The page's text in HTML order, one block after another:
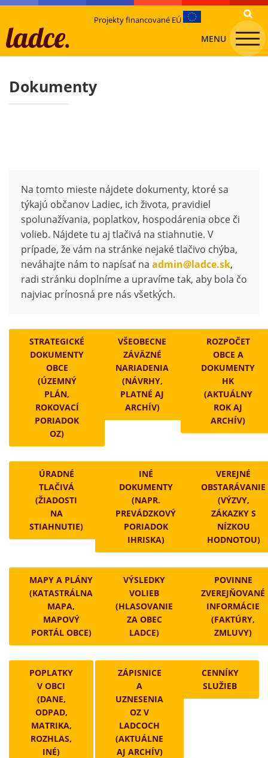
Projekty financované EÚ
MENU
Dokumenty
Na tomto mieste nájdete dokumenty, ktoré sa
týkajú občanov Ladiec, ich života, pravidiel
spolunažívania, poplatkov, hospodárenia obce či
volieb. Nájdete tu aj tlačivá na stiahnutie. V
prípade, že vám na stránke nejaké tlačivo chýba,
neváhajte nám to napísať na admin@ladce.sk,
radi stránku doplníme a upravíme tak, aby bola čo
najviac prínosná pre nás všetkých.
STRATEGICKÉ
DOKUMENTY
OBCE
(ÚZEMNÝ
PLÁN,
ROKOVACÍ
PORIADOK
OZ)
VŠEOBECNE
ZÁVÄZNÉ
NARIADENIA
(NÁVRHY,
PLATNÉ AJ
ARCHÍV)
ROZPOČET
OBCE A
DOKUMENTY
HK
(AKTUÁLNY
ROK AJ
ARCHÍV)
ÚRADNÉ
TLAČIVÁ
(ŽIADOSTI
NA
STIAHNUTIE)
INÉ
DOKUMENTY
(NAPR.
PREVÁDZKOVÝ
PORIADOK
IHRISKA)
VEREJNÉ
OBSTARÁVANIE
(VÝZVY,
ZÁKAZKY S
NÍZKOU
HODNOTOU)
MAPY A PLÁNY
(KATASTRÁLNA
MAPA,
MAPOVÝ
PORTÁL OBCE)
VÝSLEDKY
VOLIEB
(HLASOVANIE
ZA OBEC
LADCE)
POVINNE
ZVEREJŇOVANÉ
INFORMÁCIE
(FAKTÚRY,
ZMLUVY)
POPLATKY
V OBCI
(DANE,
ODPAD,
MATRIKA,
ROZHLAS,
INÉ)
ZÁPISNICE
A
UZNESENIA
OZ V
LADCOCH
(AKTUÁLNE
AJ ARCHÍV)
CENNÍKY
SLUŽIEB